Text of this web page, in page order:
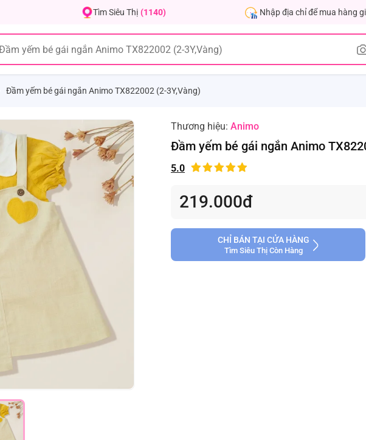
Tìm Siêu Thị (1140) Nhập địa chỉ để mua hàng
Đầm yếm bé gái ngắn Animo TX822002 (2-3Y,Vàng)
Thương hiệu: Animo
Đầm yếm bé gái ngắn Animo
5.0
219.000đ
CHỈ BÁN TẠI CỬA HÀNG
Tìm Siêu Thị Còn Hàng